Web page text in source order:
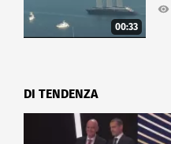
00:33
DI TENDENZA